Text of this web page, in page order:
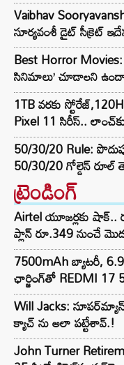
Vaibhav
సూర్యవంశీ డైట్ సీక్రెట్
Best Horror Movies:
సినిమాలు’ చూడాలని
1TB వరకు
Pixel 11 సిరీస్..
50/30/20 Rule:
50/30/20 గోల్డెన్ రూల్
ట్రెండింగ్‌
Airtel యూజర్లకు
ప్లాన్ రూ.349 నుంచే
7500mAh బ్యాటరీ,
ఛార్జింగ్‌తో REDMI 17
Will Jacks:
క్యాచ్ ను అలా పట్టేశావ్.!
John Turner